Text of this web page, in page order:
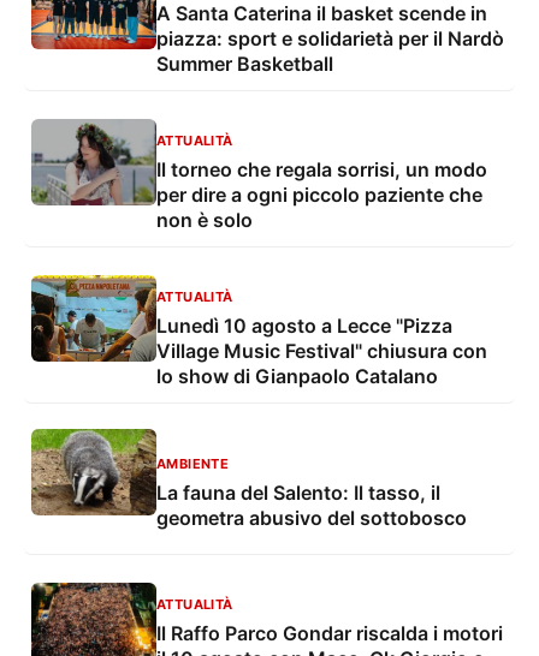
A Santa Caterina il basket scende in
piazza: sport e solidarietà per il Nardò
Summer Basketball
ATTUALITÀ
Il torneo che regala sorrisi, un modo
per dire a ogni piccolo paziente che
non è solo
ATTUALITÀ
Lunedì 10 agosto a Lecce "Pizza
Village Music Festival" chiusura con
lo show di Gianpaolo Catalano
AMBIENTE
La fauna del Salento: Il tasso, il
geometra abusivo del sottobosco
ATTUALITÀ
Il Raffo Parco Gondar riscalda i motori